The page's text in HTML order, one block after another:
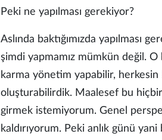
Peki ne yapılması gerekiyor?
Aslında baktığımızda yapılması
şimdi yapmamız mümkün değil. O
karma yönetim yapabilir,
oluşturabilirdik. Maalesef bu hiçbir
girmek istemiyorum. Genel
kaldırıyorum. Peki anlık günü